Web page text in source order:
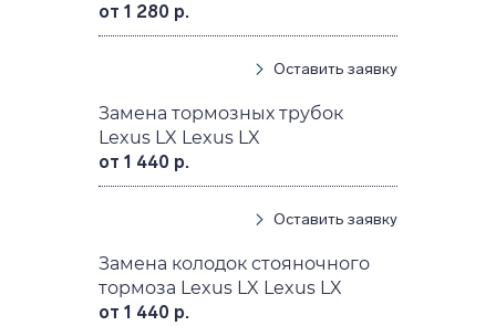
от 1 280 р.
Оставить заявку
Замена тормозных трубок
Lexus LX Lexus LX
от 1 440 р.
Оставить заявку
Замена колодок стояночного
тормоза Lexus LX Lexus LX
от 1 440 р.